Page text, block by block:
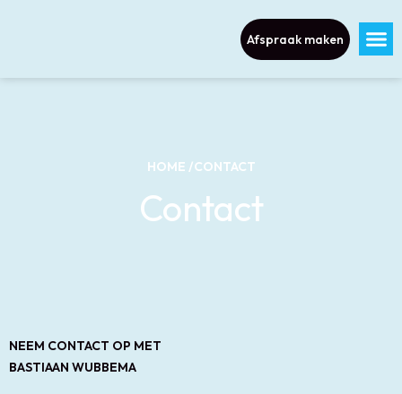
Afspraak maken
HOME /CONTACT
Contact
NEEM CONTACT OP MET
BASTIAAN WUBBEMA